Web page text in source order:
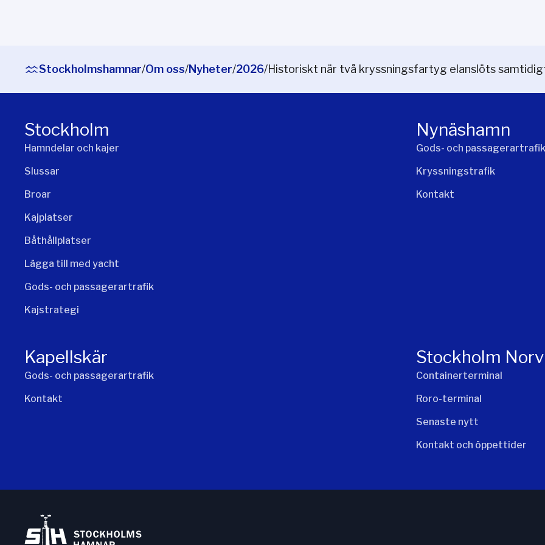
Stockholmshamnar/Om oss/Nyheter/2026/Historiskt när två kryssningsfartyg elanslöts
Stockholm
Hamndelar och kajer
Slussar
Broar
Kajplatser
Båthållplatser
Lägga till med yacht
Gods- och passagerartrafik
Kajstrategi
Nynäshamn
Gods- och passagerartrafik
Kryssningstrafik
Kontakt
Kapellskär
Gods- och passagerartrafik
Kontakt
Stockholm
Containerterminal
Roro-terminal
Senaste nytt
Kontakt och öppettider